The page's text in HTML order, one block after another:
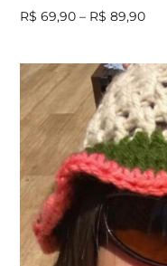
R$ 69,90 – R$ 89,90